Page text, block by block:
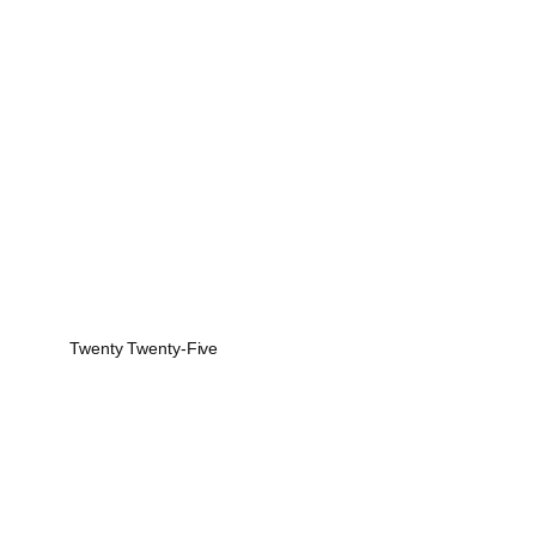
Twenty Twenty-Five